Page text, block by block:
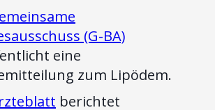
(G-BA)
eine
zum Lipödem.
berichtet